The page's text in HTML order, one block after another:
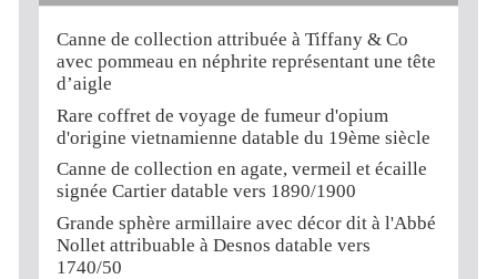
Canne de collection attribuée à Tiffany & Co
avec pommeau en néphrite représentant une tête
d’aigle
Rare coffret de voyage de fumeur d'opium
d'origine vietnamienne datable du 19ème siècle
Canne de collection en agate, vermeil et écaille
signée Cartier datable vers 1890/1900
Grande sphère armillaire avec décor dit à l'Abbé
Nollet attribuable à Desnos datable vers
1740/50